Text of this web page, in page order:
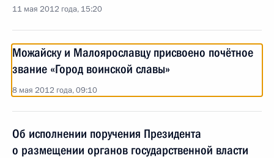
11 мая 2012 года, 15:20
Можайску и Малоярославцу присвоено почётное
звание «Город воинской славы»
8 мая 2012 года, 09:10
Об исполнении поручения Президента
о размещении органов государственной власти